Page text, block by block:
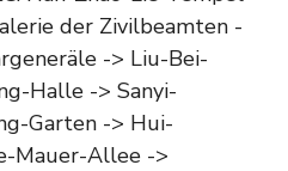
der Zivilbeamten -
-> Liu-Bei-
Halle -> Sanyi-
Garten -> Hui-
Mauer-Allee ->